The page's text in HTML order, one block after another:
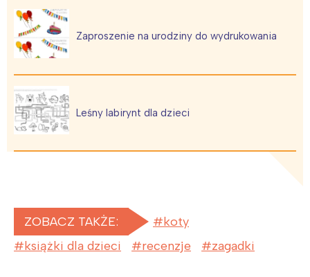
Zaproszenie na urodziny do wydrukowania
Leśny labirynt dla dzieci
ZOBACZ TAKŻE:
koty
książki dla dzieci
recenzje zagadki